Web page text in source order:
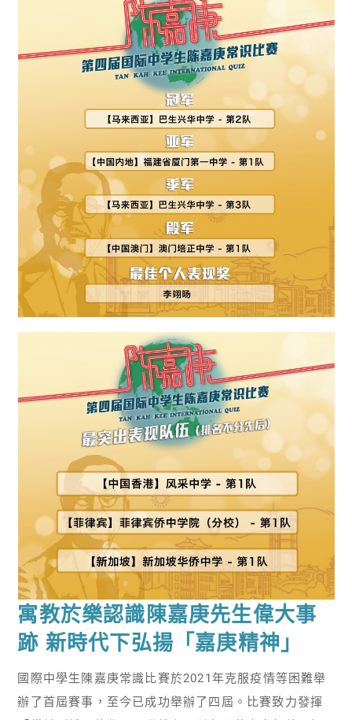
寓教於樂認識陳嘉庚先生偉大事
跡 新時代下弘揚「嘉庚精神」
國際中學生陳嘉庚常識比賽於2021年克服疫情等困難舉
辦了首屆賽事，至今已成功舉辦了四屆。比賽致力發揮